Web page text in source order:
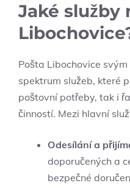
Jaké služby
Pošta Libochovice
spektrum služeb, které
poštovní potřeby, tak i
činností. Mezi hlavní
Odesílání a
doporučených a
bezpečné